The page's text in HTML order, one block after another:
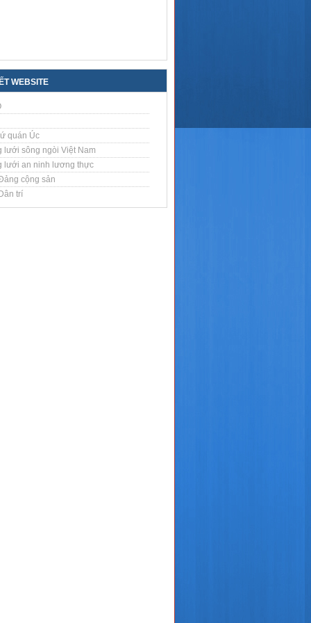
WEBSITE
quán Úc
lưới sông ngòi Việt Nam
lưới an ninh lương thực
cộng sản
trí